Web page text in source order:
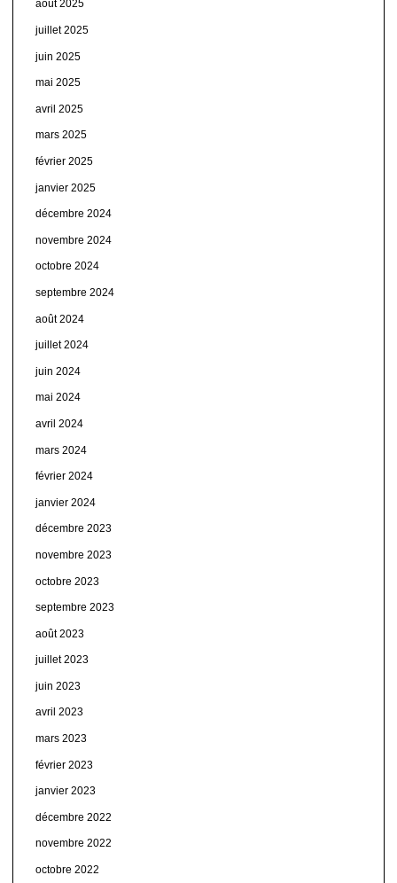
août 2025
juillet 2025
juin 2025
mai 2025
avril 2025
mars 2025
février 2025
janvier 2025
décembre 2024
novembre 2024
octobre 2024
septembre 2024
août 2024
juillet 2024
juin 2024
mai 2024
avril 2024
mars 2024
février 2024
janvier 2024
décembre 2023
novembre 2023
octobre 2023
septembre 2023
août 2023
juillet 2023
juin 2023
avril 2023
mars 2023
février 2023
janvier 2023
décembre 2022
novembre 2022
octobre 2022